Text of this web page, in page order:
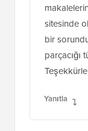
Teşekkürler
Yanıtla